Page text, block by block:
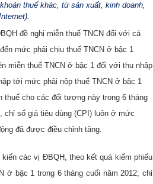
thuế khác, từ sản xuất, kinh doanh,
đề nghị miễn thuế TNCN đối với cá
mức phải chịu thuế TNCN ở bậc 1
miễn thuế TNCN ở bậc 1 đối với thu nhập
tới mức phải nộp thuế TNCN ở bậc 1
thuế cho các đối tượng này trong 6 tháng
chỉ số giá tiêu dùng (CPI) luôn ở mức
đã được điều chỉnh tăng.
các vị ĐBQH, theo kết quả kiểm phiếu
ở bậc 1 trong 6 tháng cuối năm 2012; chỉ